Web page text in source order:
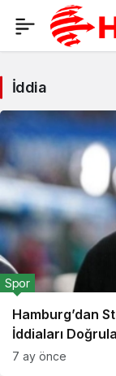
İddia
Hamburg’dan
İddiaları
Spor
7 ay önce